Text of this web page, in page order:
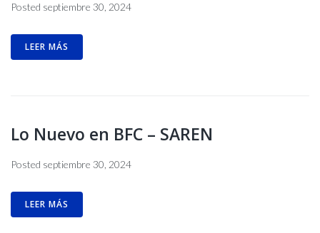
Posted septiembre 30, 2024
LEER MÁS
Lo Nuevo en BFC – SAREN
Posted septiembre 30, 2024
LEER MÁS